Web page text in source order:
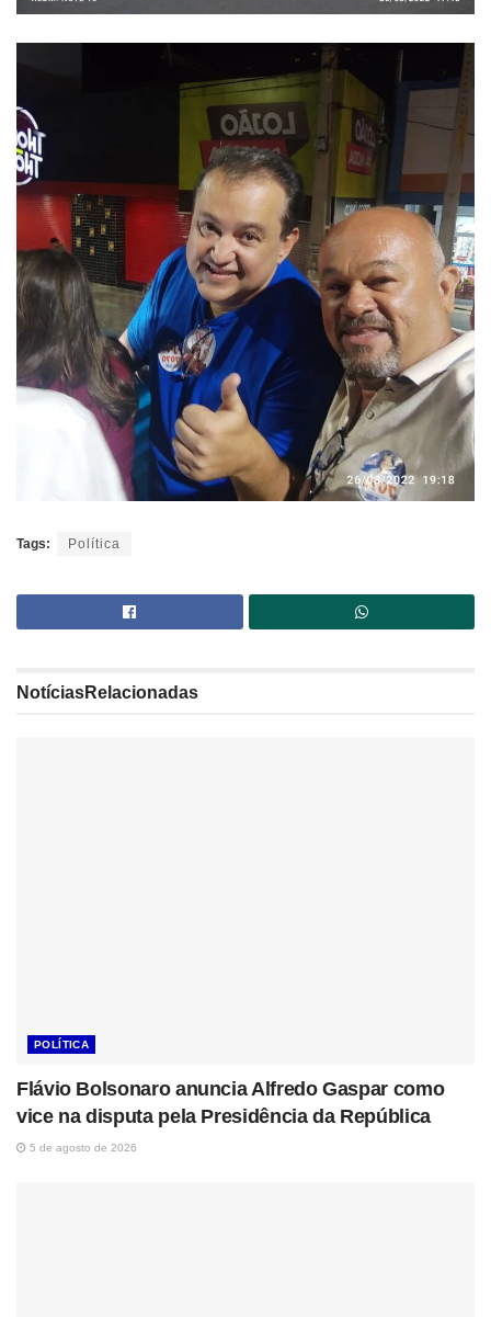
Tags: Política
NotíciasRelacionadas
POLÍTICA
Flávio Bolsonaro anuncia Alfredo Gaspar como
vice na disputa pela Presidência da República
5 de agosto de 2026